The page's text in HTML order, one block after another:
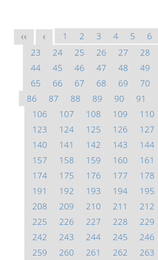
<< < 1 2 3 4 5 6
23
24 25 26 27 28
44
45 46 47 48 49
65
66 67 68 69 70
86
87 88 89 90 91
106
107 108 109 110
123
124 125 126 127
140
141 142 143 144
157
158 159 160 161
174
175 176 177 178
191
192 193 194 195
208
209 210 211 212
225
226 227 228 229
242
243 244 245 246
259
260 261 262 263